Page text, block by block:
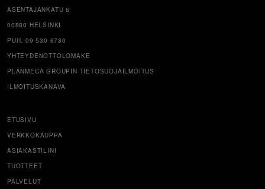
ASENTAJANKATU 6
00880 HELSINKI
PUH. 09 530 6730
YHTEYDENOTTOLOMAKE
PLANMECA GROUPIN TIETOSUOJAILMOITUS
ILMOITUSKANAVA
ETUSIVU
VERKKOKAUPPA
ASIAKASTILINI
TUOTTEET
PALVELUT